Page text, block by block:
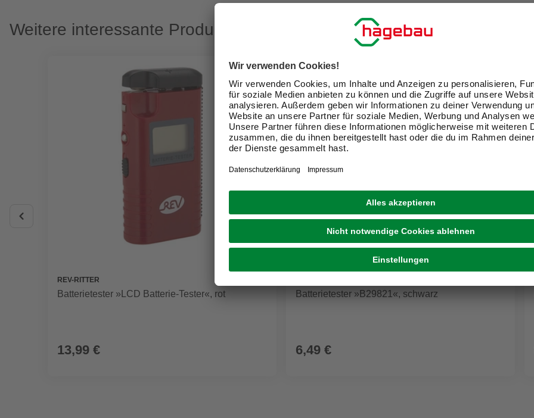
Weitere interessante Produkte
REV-RITTER
Batterietester »LCD Batterie-Tester«, rot
13,99 €
Batterietester »B29821«, schwarz
6,49 €